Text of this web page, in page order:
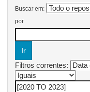
Buscar em:
por
Filtros correntes: